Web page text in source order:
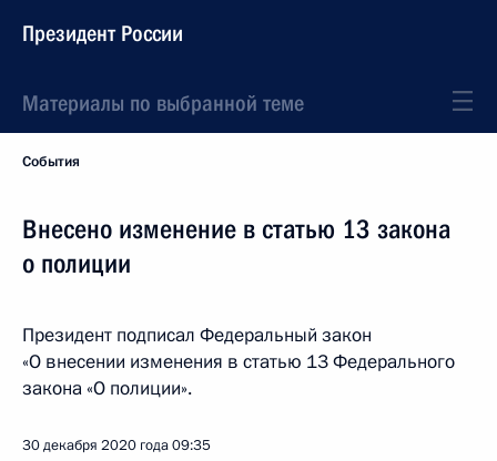
Президент России
Материалы по выбранной теме
События
Внесено изменение в статью 13 закона
о полиции
Президент подписал Федеральный закон
«О внесении изменения в статью 13 Федерального
закона «О полиции».
30 декабря 2020 года09:35